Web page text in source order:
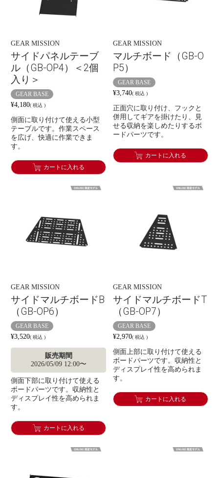
GEAR MISSION
サイドパネルテーブ
ル（GB-OP4）＜2個
入り＞
GEAR BASE
¥4,180 税込
側面に取り付けて使える小型
テーブルです。作業スペース
を広げ、快適に作業できま
す。
カートに入れる
GEAR MISSION
マルチボード（GB-O
P5）
GEAR BASE
¥3,740 税込
正面穴に取り付け、フックと
併用してギアを掛けたり、見
せる収納を楽しめたりするボ
ードパーツです。
カートに入れる
GEAR MISSION
サイドマルチボードB
（GB-OP6）
GEAR BASE
¥3,520 税込
販売期間
2026/05/09 12:00〜
側面下部に取り付けて使える
ボードパーツです。収納性と
ディスプレイ性を高められま
す。
カートに入れる
GEAR MISSION
サイドマルチボードT
（GB-OP7）
GEAR BASE
¥2,970 税込
側面上部に取り付けて使える
ボードパーツです。収納性と
ディスプレイ性を高められま
す。
カートに入れる